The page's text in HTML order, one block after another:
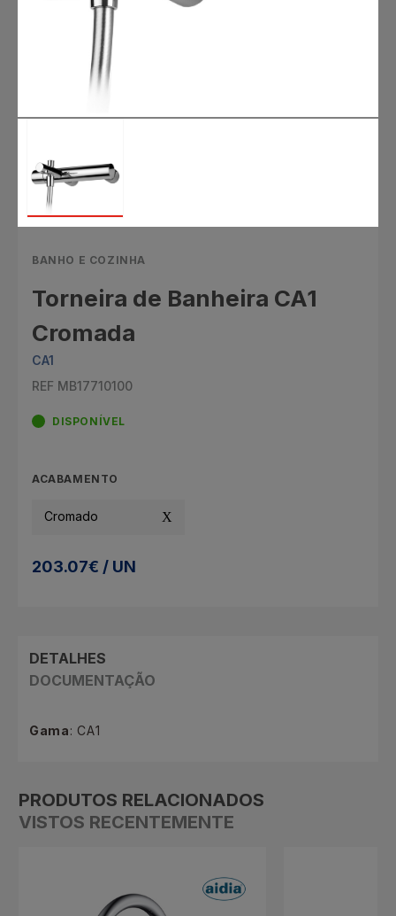
BANHO E COZINHA
Torneira de Banheira CA1
Cromada
CA1
REF MB17710100
DISPONÍVEL
ACABAMENTO
Cromado
203.07€ / UN
DETALHES
DOCUMENTAÇÃO
Gama: CA1
PRODUTOS RELACIONADOS
VISTOS RECENTEMENTE